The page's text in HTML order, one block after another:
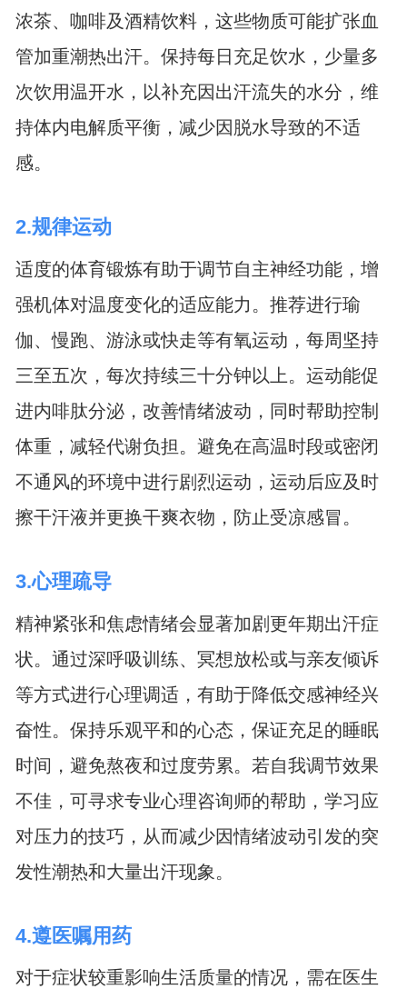
浓茶、咖啡及酒精饮料，这些物质可能扩张血
管加重潮热出汗。保持每日充足饮水，少量多
次饮用温开水，以补充因出汗流失的水分，维
持体内电解质平衡，减少因脱水导致的不适
感。
2.规律运动
适度的体育锻炼有助于调节自主神经功能，增
强机体对温度变化的适应能力。推荐进行瑜
伽、慢跑、游泳或快走等有氧运动，每周坚持
三至五次，每次持续三十分钟以上。运动能促
进内啡肽分泌，改善情绪波动，同时帮助控制
体重，减轻代谢负担。避免在高温时段或密闭
不通风的环境中进行剧烈运动，运动后应及时
擦干汗液并更换干爽衣物，防止受凉感冒。
3.心理疏导
精神紧张和焦虑情绪会显著加剧更年期出汗症
状。通过深呼吸训练、冥想放松或与亲友倾诉
等方式进行心理调适，有助于降低交感神经兴
奋性。保持乐观平和的心态，保证充足的睡眠
时间，避免熬夜和过度劳累。若自我调节效果
不佳，可寻求专业心理咨询师的帮助，学习应
对压力的技巧，从而减少因情绪波动引发的突
发性潮热和大量出汗现象。
4.遵医嘱用药
对于症状较重影响生活质量的情况，需在医生